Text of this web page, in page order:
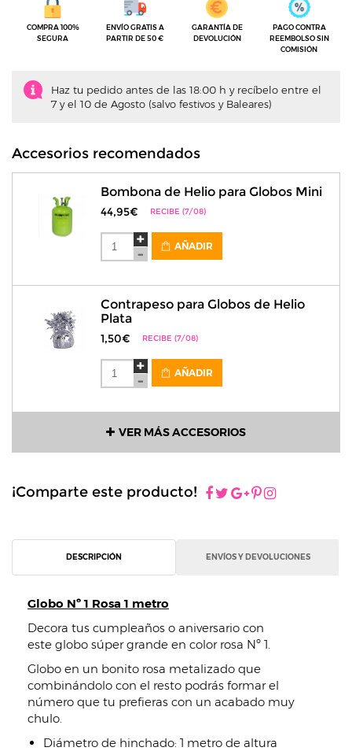
COMPRA 100%
SEGURA
ENVÍO GRATIS A
PARTIR DE 50 €
GARANTÍA DE
DEVOLUCIÓN
PAGO CONTRA
REEMBOLSO SIN
COMISIÓN
Haz tu pedido antes de las 18:00 h y recíbelo entre el
7 y el 10 de Agosto (salvo festivos y Baleares)
Accesorios recomendados
Bombona de Helio para Globos Mini
44,95€ RECIBE (7/08)
AÑADIR
Contrapeso para Globos de Helio
Plata
1,50€ RECIBE (7/08)
AÑADIR
VER MÁS ACCESORIOS
¡Comparte este producto!
DESCRIPCIÓN ENVÍOS Y DEVOLUCIONES
Globo Nº 1 Rosa 1 metro
Decora tus cumpleaños o aniversario con
este globo súper grande en color rosa Nº 1.
Globo en un bonito rosa metalizado que
combinándolo con el resto podrás formar el
número que tu prefieras con un acabado muy
chulo.
Diámetro de hinchado: 1 metro de altura